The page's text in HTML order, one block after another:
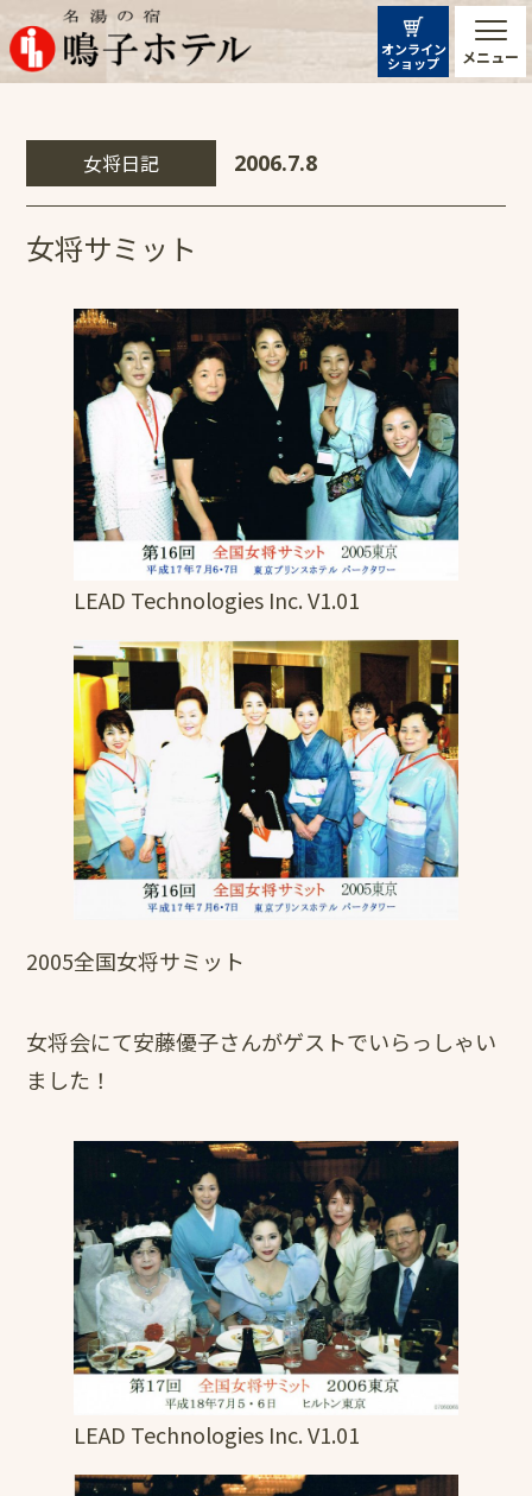
メニュー
オンライン
ショップ
女将日記 2006.7.8
女将サミット
LEAD Technologies Inc. V1.01
2005全国女将サミット
女将会にて安藤優子さんがゲストでいらっしゃい
ました！
LEAD Technologies Inc. V1.01